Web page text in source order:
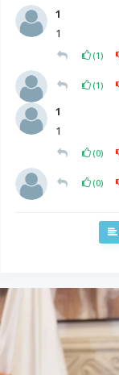
1
1
(1)
(1)
1
1
(0)
(0)